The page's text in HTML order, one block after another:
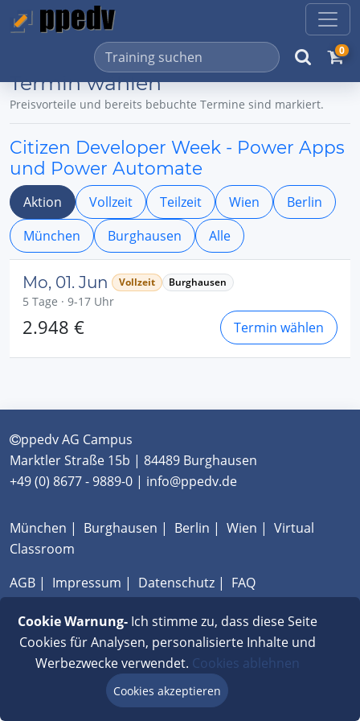
0
Termin wählen
Preisvorteile und bereits bebuchte Termine sind markiert.
Citizen Developer Week - Power Apps
und Power Automate
Aktion Vollzeit Teilzeit Wien
Berlin
München
Burghausen Alle
Mo, 01. Jun Vollzeit Burghausen
5 Tage · 9-17 Uhr
2.948 € Termin wählen
ppedv AG Campus
Marktler Straße 15b | 84489 Burghausen
+49 (0) 8677 - 9889-0 | info@ppedv.de
München | Burghausen | Berlin | Wien | Virtual
Classroom
AGB | Impressum | Datenschutz | FAQ
Cookie Warnung-Ich stimme zu, dass diese Seite
Cookies für Analysen, personalisierte Inhalte und
Werbezwecke verwendet. Cookies ablehnen
Cookies akzeptieren